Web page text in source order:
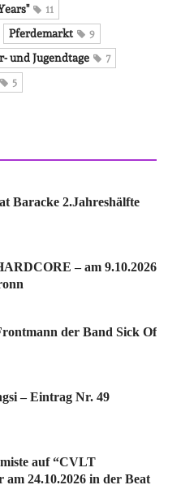
11
Pferdemarkt 9
und Jugendtage 7
5
Baracke 2.Jahreshälfte
– am 9.10.2026
der Band Sick Of
– Eintrag Nr. 49
auf “CVLT
24.10.2026 in der Beat